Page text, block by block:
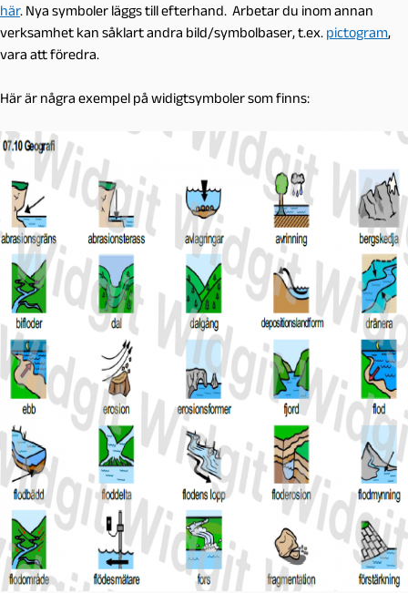
här. Nya symboler läggs till efterhand. Arbetar du inom annan
verksamhet kan såklart andra bild/symbolbaser, t.ex. pictogram,
vara att föredra.
Här är några exempel på widigtsymboler som finns: